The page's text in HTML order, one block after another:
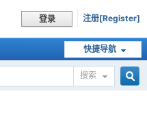
登录 注册[Register]
快捷导航
搜索